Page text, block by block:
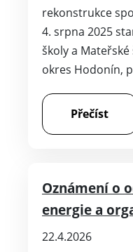
rekonstrukce
4. srpna 2025
školy a
okres Hodonín,
Přečíst
Oznámení o
energie a
22.4.2026